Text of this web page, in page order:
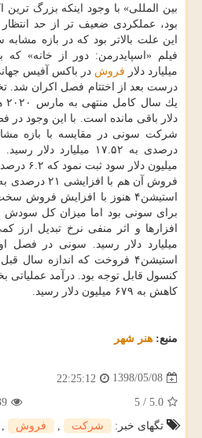
بین المللی» با وجود اینكه بزرگ
بود، عملكردی ضعیف تر از حد
این علت بالاتر بود كه در بازه
فیلم «اسپایدرمن: دور از خانه»
میلیارد دلار فروش در باكس آفیس
درست بعد از اختتام فصل اكران شد.
دلار باقی مانده است. با این وجود
شركت سونی در مقایسه با بازه
میلیون
استیشن۴ هنوز با افزایش
برای سونی بود اما میزان كل
استیشن۴ فروخت كه اندازه
كنسول قابل توجه بود. درآمد
كاهش به ۶۷۹ میلیون دلار رسید.
منبع: هنر شهر
1398/05/08
22:25:12
5.0
/
5
تگهای خبر:
شركت , فروش ,